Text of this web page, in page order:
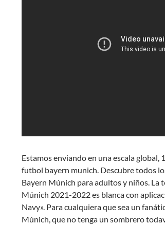
Estamos enviando en una escala global,
futbol bayern munich. Descubre todos
Bayern Múnich para adultos y niños. La
Múnich 2021-2022 es blanca con
Navy». Para cualquiera que sea un
Múnich, que no tenga un sombrero